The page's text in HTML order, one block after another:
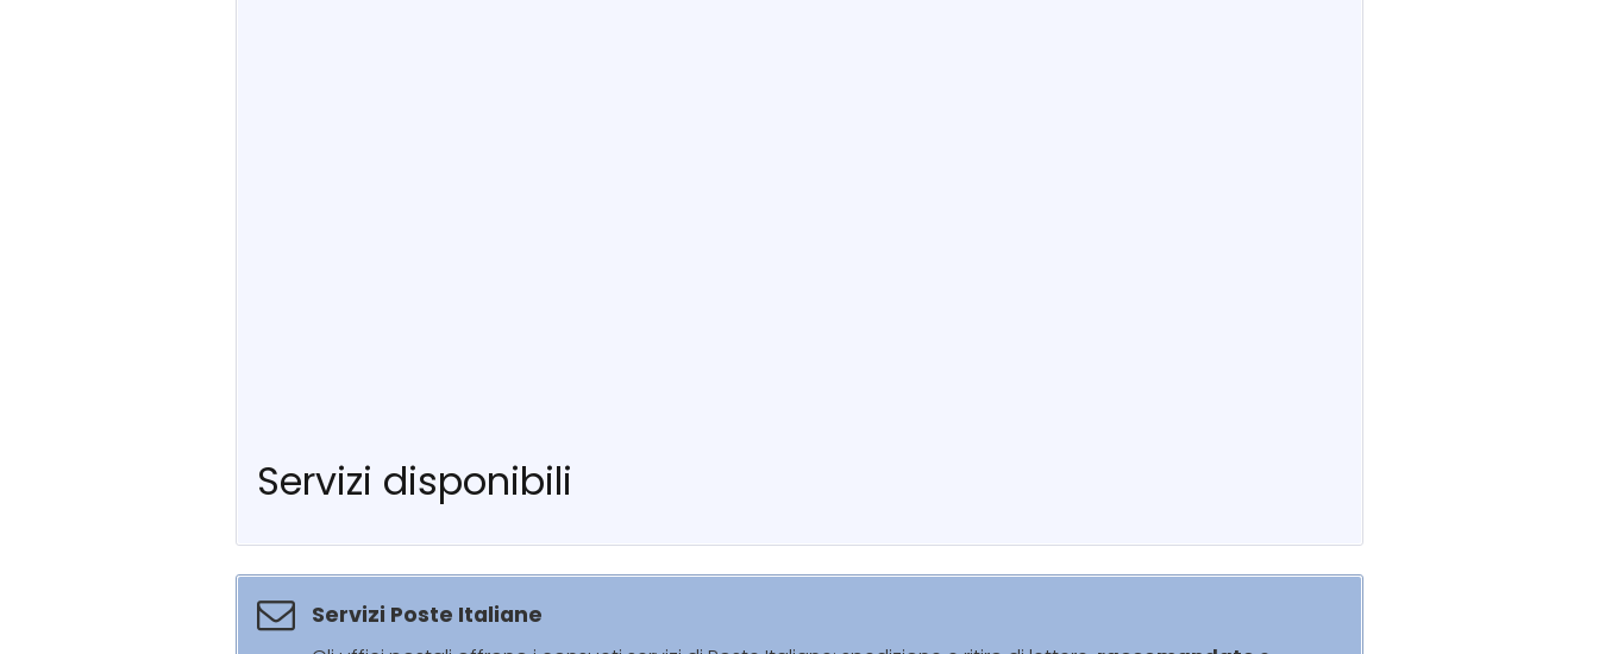
Servizi disponibili
Servizi Poste Italiane